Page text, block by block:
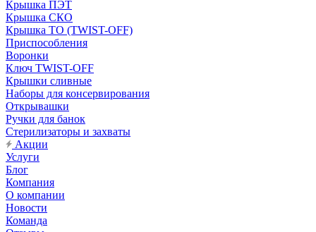
Крышка ПЭТ
Крышка СКО
Крышка ТО (TWIST-OFF)
Приспособления
Воронки
Ключ TWIST-OFF
Крышки сливные
Наборы для консервирования
Открывашки
Ручки для банок
Стерилизаторы и захваты
Акции
Услуги
Блог
Компания
О компании
Новости
Команда